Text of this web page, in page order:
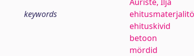
keywords
ehituskivid
betoon
mördid